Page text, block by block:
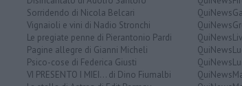
Sorridendo di Nicola Belcari
Vignaioli e vini di Nadio Stronchi
Le pregiate penne di Pierantonio Pardi
Pagine allegre di Gianni Micheli
Psico-cose di Federica Giusti
VI PRESENTO I MIEI... di Dino Fiumalbi